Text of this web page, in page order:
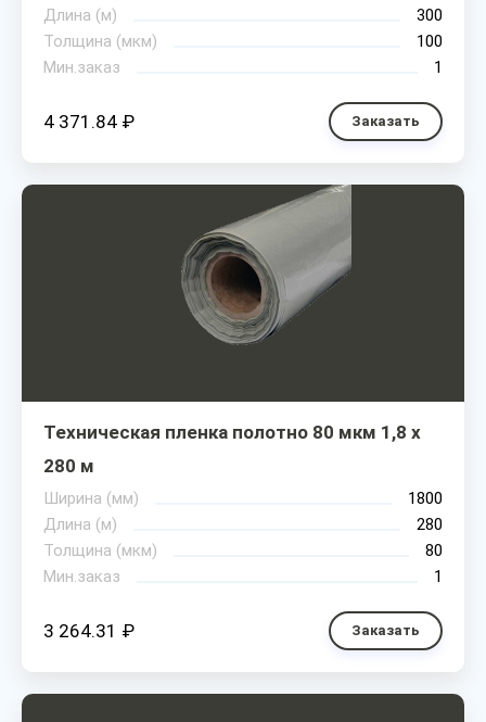
Длина (м)
300
Толщина (мкм)
100
Мин.заказ
1
4 371.84 ₽ Заказать
Техническая пленка полотно 80 мкм 1,8 х
280 м
Ширина (мм)
1800
Длина (м)
280
Толщина (мкм)
80
Мин.заказ
1
3 264.31 ₽ Заказать